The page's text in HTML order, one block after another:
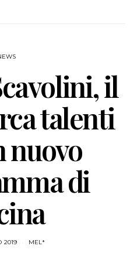
il
talenti
nuovo
di
2019 MEL*